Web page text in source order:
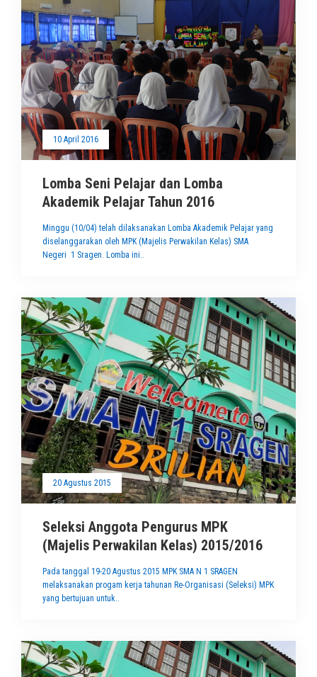
10 April 2016
Lomba Seni Pelajar dan Lomba
Akademik Pelajar Tahun 2016
Minggu (10/04) telah dilaksanakan Lomba Akademik Pelajar yang
diselanggarakan oleh MPK (Majelis Perwakilan Kelas) SMA
Negeri 1 Sragen. Lomba ini..
20 Agustus 2015
Seleksi Anggota Pengurus MPK
(Majelis Perwakilan Kelas) 2015/2016
Pada tanggal 19-20 Agustus 2015 MPK SMA N 1 SRAGEN
melaksanakan progam kerja tahunan Re-Organisasi (Seleksi) MPK
yang bertujuan untuk..